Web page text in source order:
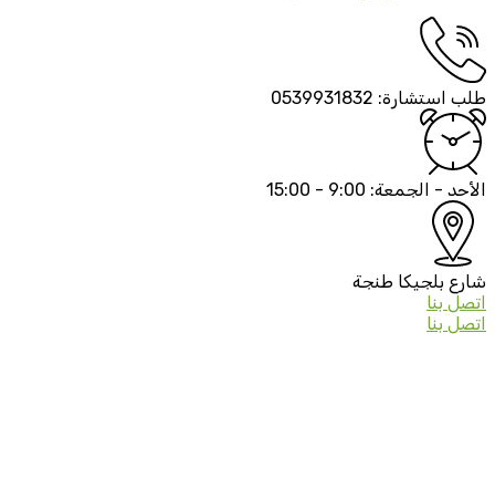
طلب استشارة: 0539931832
الأحد - الجمعة: 9:00 - 15:00
شارع بلجيكا طنجة
اتصل بنا
اتصل بنا